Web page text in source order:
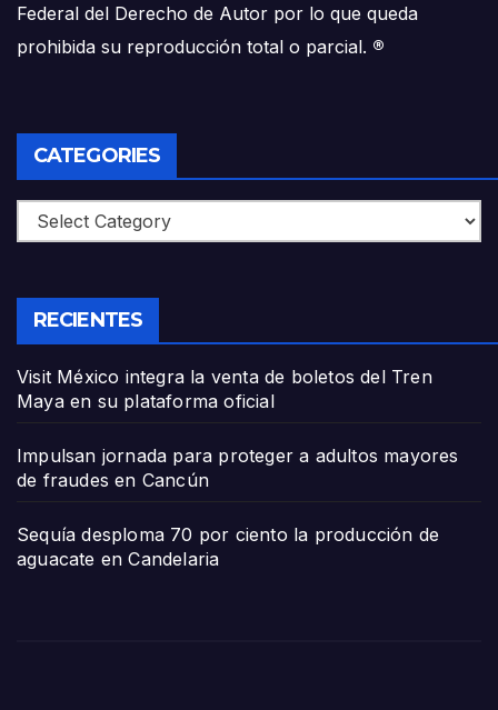
Federal del Derecho de Autor por lo que queda
prohibida su reproducción total o parcial. ®
CATEGORIES
Categories
RECIENTES
Visit México integra la venta de boletos del Tren
Maya en su plataforma oficial
Impulsan jornada para proteger a adultos mayores
de fraudes en Cancún
Sequía desploma 70 por ciento la producción de
aguacate en Candelaria